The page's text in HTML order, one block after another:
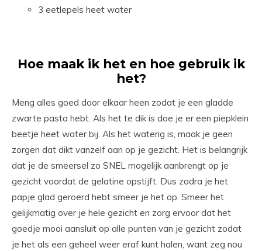
3 eetlepels heet water
Hoe maak ik het en hoe gebruik ik
het?
Meng alles goed door elkaar heen zodat je een gladde
zwarte pasta hebt. Als het te dik is doe je er een piepklein
beetje heet water bij. Als het waterig is, maak je geen
zorgen dat dikt vanzelf aan op je gezicht. Het is belangrijk
dat je de smeersel zo SNEL mogelijk aanbrengt op je
gezicht voordat de gelatine opstijft. Dus zodra je het
papje glad geroerd hebt smeer je het op. Smeer het
gelijkmatig over je hele gezicht en zorg ervoor dat het
goedje mooi aansluit op alle punten van je gezicht zodat
je het als een geheel weer eraf kunt halen, want zeg nou